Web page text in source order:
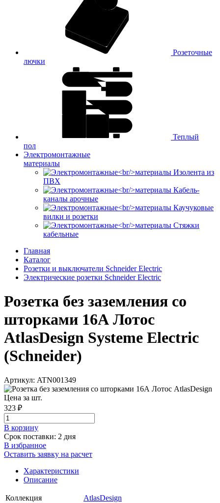
Розеточные
лючки
Теплый
пол
Электромонтажные
материалы
Изолента из
ПВХ
Кабель-
каналы арочные
Каучуковые
вилки и розетки
Стяжки
кабельные
Главная
Каталог
Розетки и выключатели Schneider Electric
Электрические розетки Schneider Electric
Розетка без заземления со
шторками 16А Лотос
AtlasDesign Systeme Electric
(Schneider)
Артикул: ATN001349
Цена за шт.
323 ₽
В корзинy
Срок поставки: 2 дня
В избранное
Оставить заявку на расчет
Характеристики
Описание
Коллекция
AtlasDesign